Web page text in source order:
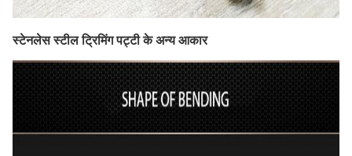
स्टेनलेस स्टील ट्रिमिंग पट्टी के अन्य आकार